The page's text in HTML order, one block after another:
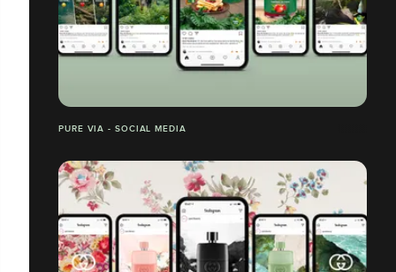
PURE VIA - SOCIAL MEDIA